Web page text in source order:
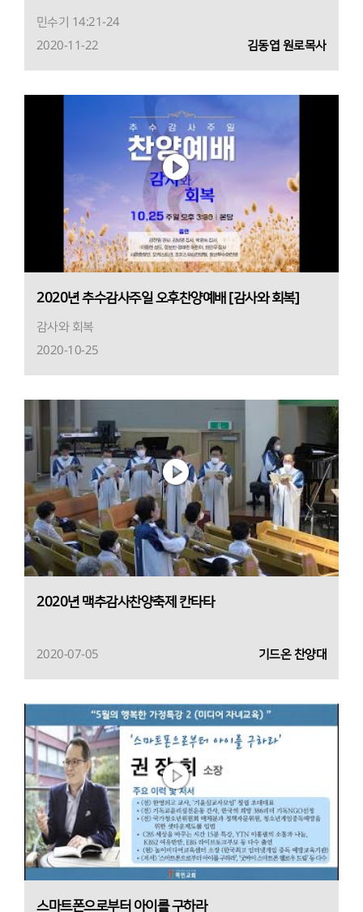
민수기 14:21-24
2020-11-22
김동엽 원로목사
2020년 추수감사주일 오후찬양예배 [감사와 회복]
감사와 회복
2020-10-25
2020년 맥추감사찬양축제 칸타타
2020-07-05 기드온 찬양대
스마트폰으로부터 아이를 구하라